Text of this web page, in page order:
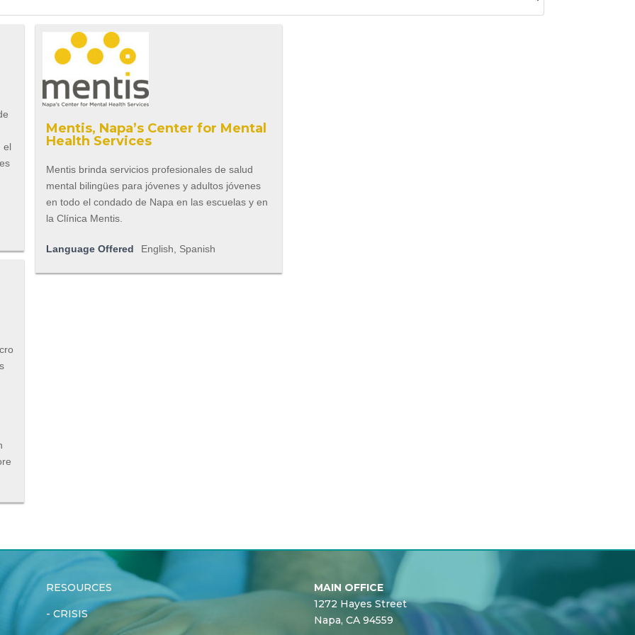
el
Mentis, Napa’s Center for Mental
Health Services
Mentis brinda servicios profesionales de salud
mental bilingües para jóvenes y adultos jóvenes
en todo el condado de Napa en las escuelas y en
la Clínica Mentis.
Language Offered English, Spanish
RESOURCES
- CRISIS
MAIN OFFICE
1272 Hayes Street
Napa, CA 94559